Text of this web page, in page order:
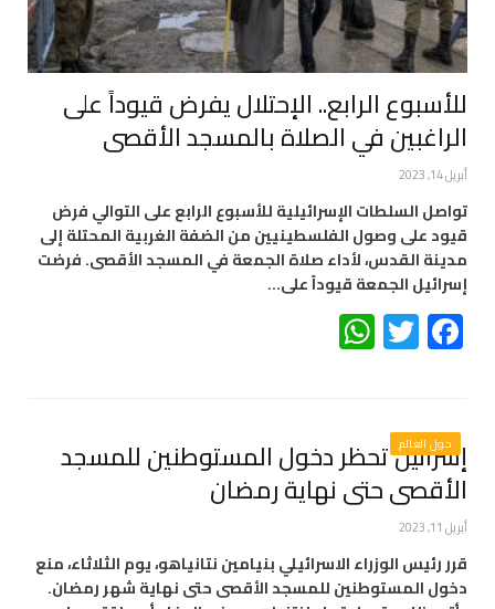
للأسبوع الرابع.. الإحتلال يفرض قيوداً على
الراغبين في الصلاة بالمسجد الأقصى
أبريل 14, 2023
تواصل السلطات الإسرائيلية للأسبوع الرابع على التوالي فرض
قيود على وصول الفلسطينيين من الضفة الغربية المحتلة إلى
مدينة القدس، لأداء صلاة الجمعة في المسجد الأقصى. فرضت
إسرائيل الجمعة قيوداً على…
Facebook
Twitter
حول العالم
إسرائيل تحظر دخول المستوطنين للمسجد
الأقصى حتى نهاية رمضان
أبريل 11, 2023
قرر رئيس الوزراء الاسرائيلي بنيامين نتانياهو، يوم الثلاثاء، منع
دخول المستوطنين للمسجد الأقصى حتى نهاية شهر رمضان.